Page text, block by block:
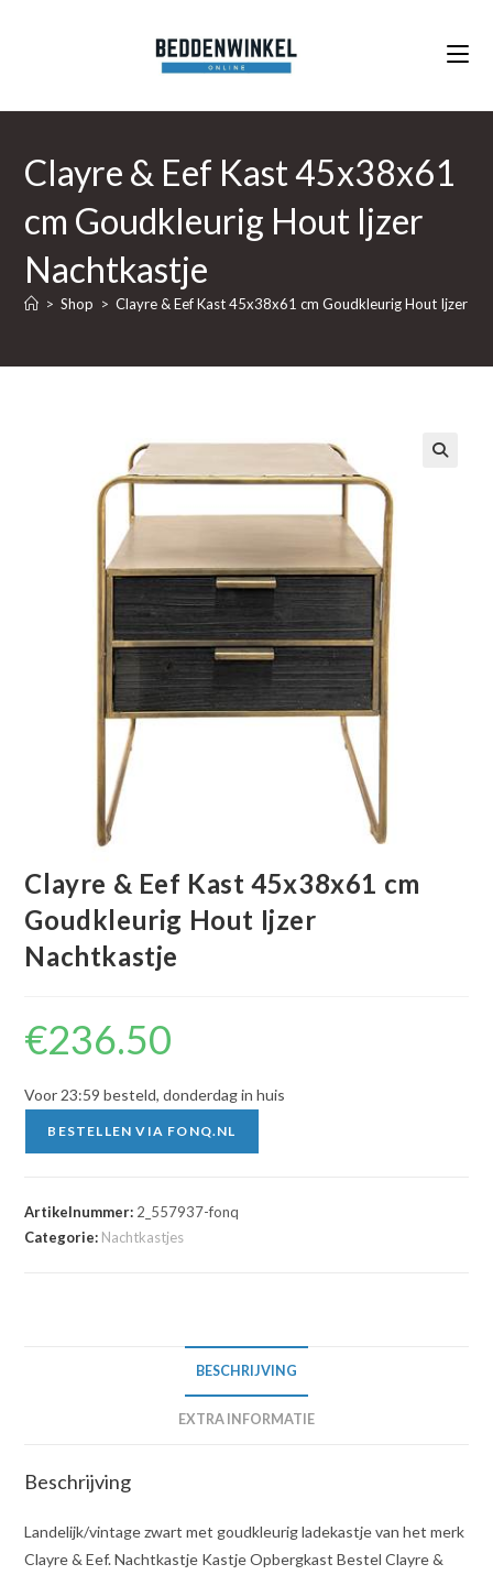
Clayre & Eef Kast 45x38x61
cm Goudkleurig Hout Ijzer
Nachtkastje
> Shop > Clayre & Eef Kast 45x38x61 cm Goudkleurig Hout Ijzer
Clayre & Eef Kast 45x38x61 cm
Goudkleurig Hout Ijzer
Nachtkastje
€236.50
Voor 23:59 besteld, donderdag in huis
BESTELLEN VIA FONQ.NL
Artikelnummer: 2_557937-fonq
Categorie: Nachtkastjes
BESCHRIJVING
EXTRA INFORMATIE
Beschrijving
Landelijk/vintage zwart met goudkleurig ladekastje van het merk
Clayre & Eef. Nachtkastje Kastje Opbergkast Bestel Clayre &